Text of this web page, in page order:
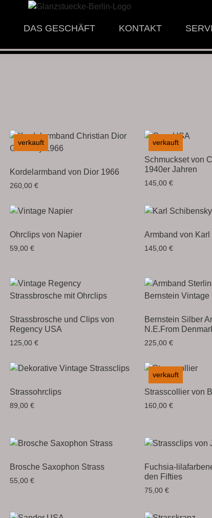
DAS GESCHÄFT KONTAKT
verkauft
Kordelarmband von Dior 1966
260,00 €
verkauft
Schmuckset von
1940er Jahren
145,00€
Ohrclips von Napier
59,00 €
Armband von
145,00€
Strassbrosche und Clips von
Regency USA
125,00 €
Bernstein Silber
N.E.From
225,00€
Strassohrclips
89,00 €
verkauft
Strasscollier von
160,00€
Brosche Saxophon Strass
55,00 €
Fuchsia-
den Fifties
75,00€